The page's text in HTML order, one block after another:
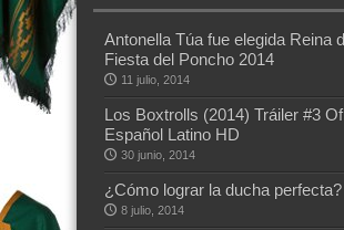
Antonella Túa fue elegida Reina
Fiesta del Poncho 2014
11 julio, 2014
Los Boxtrolls (2014) Tráiler #3
Español Latino HD
30 junio, 2014
¿Cómo lograr la ducha perfecta?
8 julio, 2014